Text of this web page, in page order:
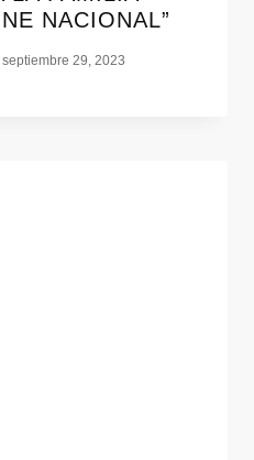
NACIONAL”
septiembre 29, 2023